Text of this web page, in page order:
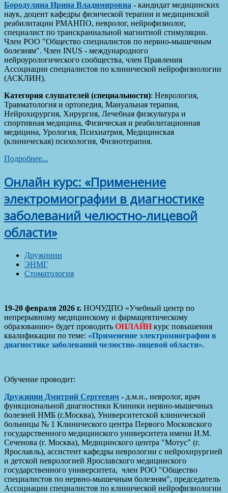
Бородулина Ирина Владимировна - кандидат медицинских
наук, доцент кафедры физической терапии и медицинской
реабилитации РМАНПО, невролог, нейрофизиолог,
специалист по транскраниальной магнитной стимуляции.
Член РОО "Общество специалистов по нервно-мышечным
болезням". Член INUS - международного
нейроурологического сообщества, член Правления
Ассоциации специалистов по клинической нейрофизиологии
(АСКЛИН).
Категория слушателей (специальности): Неврология,
Травматология и ортопедия, Мануальная терапия,
Нейрохирургия, Хирургия, Лечебная физкультура и
спортивная медицина, Физическая и реабилитационная
медицина, Урология, Психиатрия, Медицинская
(клиническая) психология, Физиотерапия.
Подробнее...
Онлайн курс: «Применение
электромиографии в диагностике
заболеваний челюстно-лицевой
области»
Дружинин
ЭНМГ
Стоматология
19-20 февраля 2026 г. НОЧУДПО «Учебный центр по
непрерывному медицинскому и фармацевтическому
образованию» будет проводить ОНЛАЙНкурс повышения
квалификации по теме: «Применение электромиографии в
диагностике заболеваний челюстно-лицевой области».
Обучение проводит:
Дружинин Дмитрий Сергеевич - д.м.н., невролог, врач
функциональной диагностики Клиники нервно-мышечных
болезней НМБ (г.Москва), Университетской клинической
больницы № 1 Клинического центра Первого Московского
государственного медицинского университета имени И.М.
Сеченова (г. Москва), Медицинского центра "Мотус" (г.
Ярославль), ассистент кафедры неврологии с нейрохирургией
и детской неврологией Ярославского медицинского
государственного университета, член РОО "Общество
специалистов по нервно-мышечным болезням", председатель
Ассоциации специалистов по клинической нейрофизиологии